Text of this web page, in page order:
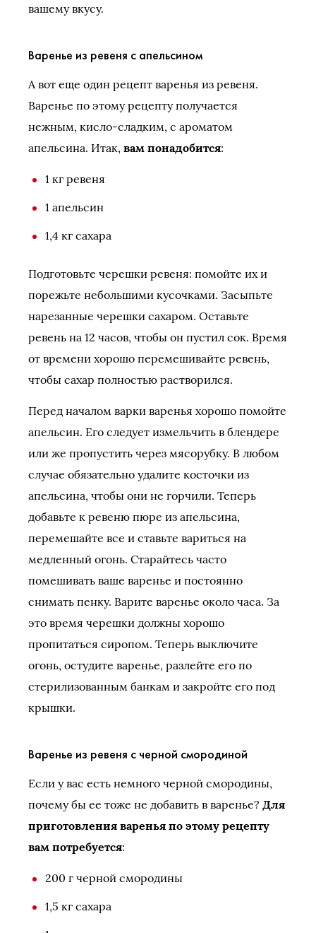
вашему вкусу.
Варенье из ревеня с апельсином
А вот еще один рецепт варенья из ревеня.
Варенье по этому рецепту получается
нежным, кисло-сладким, с ароматом
апельсина. Итак, вам понадобится:
1 кг ревеня
1 апельсин
1,4 кг сахара
Подготовьте черешки ревеня: помойте их и
порежьте небольшими кусочками. Засыпьте
нарезанные черешки сахаром. Оставьте
ревень на 12 часов, чтобы он пустил сок. Время
от времени хорошо перемешивайте ревень,
чтобы сахар полностью растворился.
Перед началом варки варенья хорошо помойте
апельсин. Его следует измельчить в блендере
или же пропустить через мясорубку. В любом
случае обязательно удалите косточки из
апельсина, чтобы они не горчили. Теперь
добавьте к ревеню пюре из апельсина,
перемешайте все и ставьте вариться на
медленный огонь. Старайтесь часто
помешивать ваше варенье и постоянно
снимать пенку. Варите варенье около часа. За
это время черешки должны хорошо
пропитаться сиропом. Теперь выключите
огонь, остудите варенье, разлейте его по
стерилизованным банкам и закройте его под
крышки.
Варенье из ревеня с черной смородиной
Если у вас есть немного черной смородины,
почему бы ее тоже не добавить в варенье? Для
приготовления варенья по этому рецепту
вам потребуется:
200 г черной смородины
1,5 кг сахара